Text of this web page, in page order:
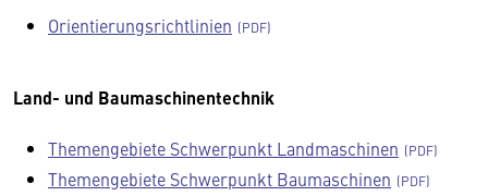
Orientierungsrichtlinien
Land- und Baumaschinentechnik
Themengebiete Schwerpunkt Landmaschinen
Themengebiete Schwerpunkt Baumaschinen